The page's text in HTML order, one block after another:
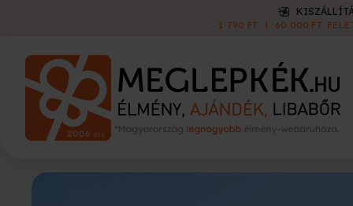
KISZÁLLÍTÁS
60 000 FT FELETT